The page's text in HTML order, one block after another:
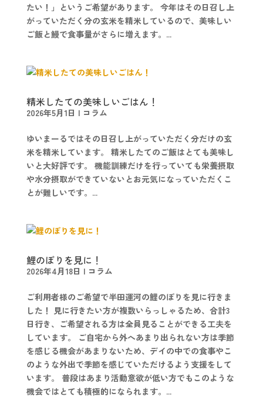
たい！」というご希望があります。 今年はその日召し上
がっていただく分の玄米を精米しているので、美味しい
ご飯と鰻で食事量がさらに増えます。...
精米したての美味しいごはん！
2026年5月1日 | コラム
ゆいまーるではその日召し上がっていただく分だけの玄
米を精米しています。 精米したてのご飯はとても美味し
いと大好評です。 機能訓練だけを行っていても栄養摂取
や水分摂取ができていないとお元気になっていただくこ
とが難しいです。...
鯉のぼりを見に！
2026年4月18日 | コラム
ご利用者様のご希望で半田運河の鯉のぼりを見に行きま
した！ 見に行きたい方が複数いらっしゃるため、合計3
日行き、ご希望される方は全員見ることができる工夫を
しています。 ご自宅から外へあまり出られない方は季節
を感じる機会があまりないため、デイの中での食事やこ
のような外出で季節を感じていただけるよう支援をして
います。 普段はあまり活動意欲が低い方でもこのような
機会ではとても積極的になられます。...